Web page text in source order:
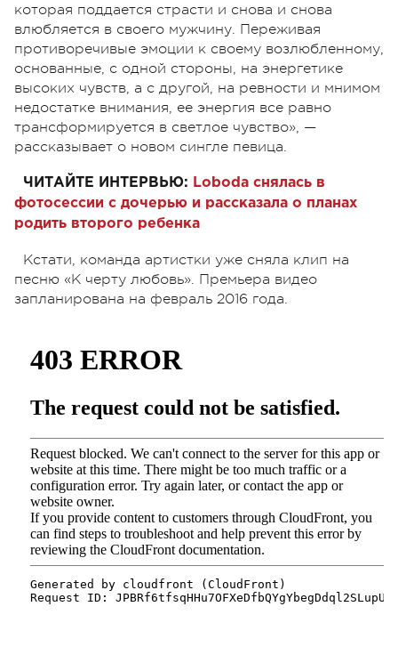
которая поддается страсти и снова и снова
влюбляется в своего мужчину. Переживая
противоречивые эмоции к своему возлюбленному,
основанные, с одной стороны, на энергетике
высоких чувств, а с другой, на ревности и мнимом
недостатке внимания, ее энергия все равно
трансформируется в светлое чувство», —
рассказывает о новом сингле певица.
ЧИТАЙТЕ ИНТЕРВЬЮ: Loboda снялась в
фотосессии с дочерью и рассказала о планах
родить второго ребенка
Кстати, команда артистки уже сняла клип на
песню «К черту любовь». Премьера видео
запланирована на февраль 2016 года.